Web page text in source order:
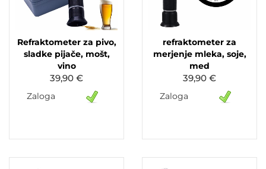
Refraktometer za pivo,
sladke pijače, mošt,
vino
39,90 €
Zaloga
refraktometer za
merjenje mleka, soje,
med
39,90 €
Zaloga